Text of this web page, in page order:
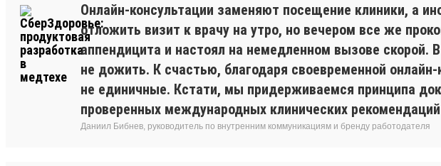
Онлайн-консультации заменяют посещение клиники, а
отложить визит к врачу на утро, но вечером все же
аппендицита и настоял на немедленном вызове скорой.
не дожить. К счастью, благодаря своевременной
не единичные. Кстати, мы придерживаемся принципа
проверенных международных клинических
Даниил Бибнев, руководитель по внутренним коммуникациям и бренду работодателя